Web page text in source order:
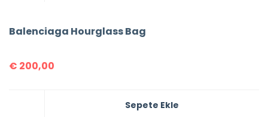
Balenciaga Hourglass Bag
€ 200,00
Sepete Ekle